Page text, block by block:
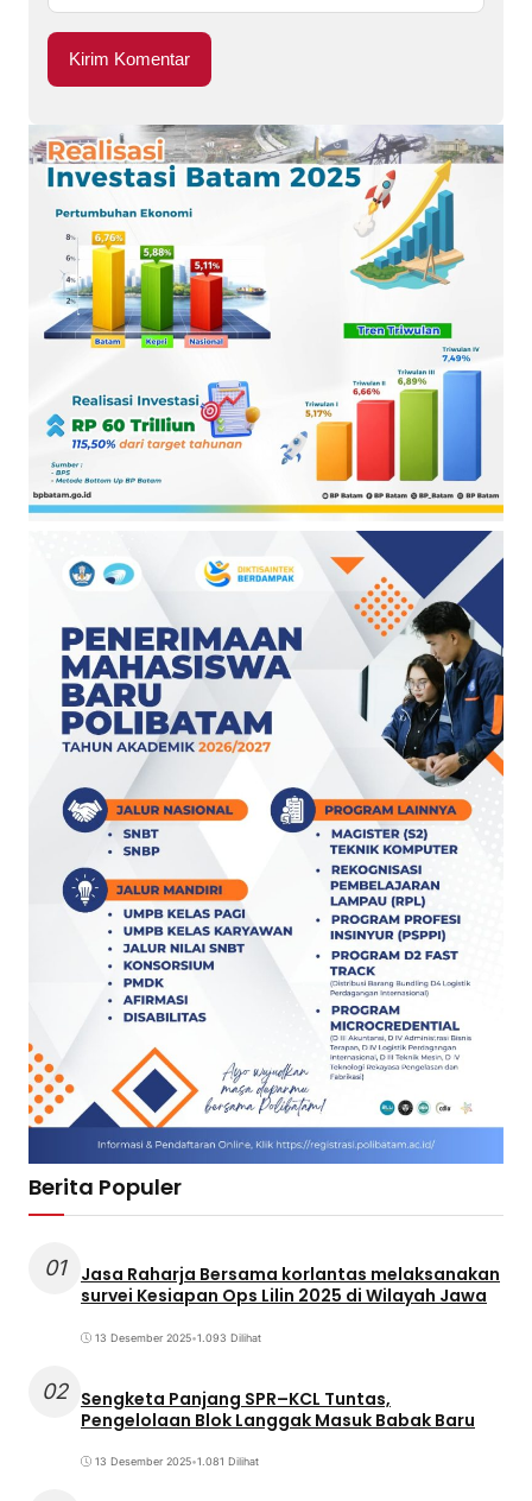
Berita Populer
01
Jasa Raharja Bersama korlantas melaksanakan
survei Kesiapan Ops Lilin 2025 di Wilayah Jawa
13 Desember 2025•1.093 Dilihat
02 Sengketa Panjang SPR–KCL Tuntas,
Pengelolaan Blok Langgak Masuk Babak Baru
13 Desember 2025•1.081 Dilihat